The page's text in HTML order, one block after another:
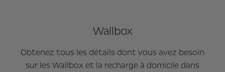
Wallbox
Obtenez tous les détails dont vous avez besoin
sur les Wallbox et la recharge à domicile dans